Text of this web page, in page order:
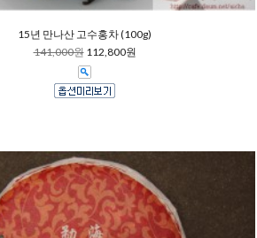
15년 만나산 고수홍차 (100g)
141,000원 112,800원